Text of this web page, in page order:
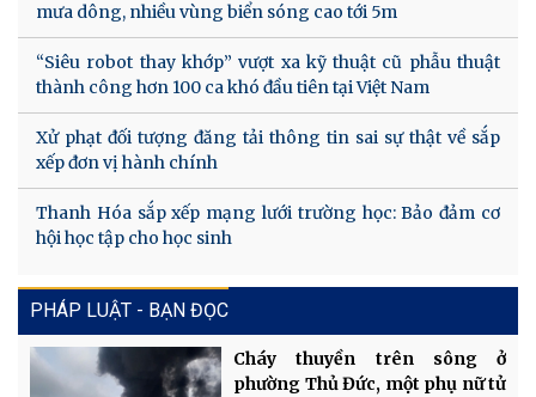
mưa dông, nhiều vùng biển sóng cao tới 5m
“Siêu robot thay khớp” vượt xa kỹ thuật cũ phẫu thuật
thành công hơn 100 ca khó đầu tiên tại Việt Nam
Xử phạt đối tượng đăng tải thông tin sai sự thật về sắp
xếp đơn vị hành chính
Thanh Hóa sắp xếp mạng lưới trường học: Bảo đảm cơ
hội học tập cho học sinh
PHÁP LUẬT - BẠN ĐỌC
Cháy thuyền trên sông ở
phường Thủ Đức, một phụ nữ tử